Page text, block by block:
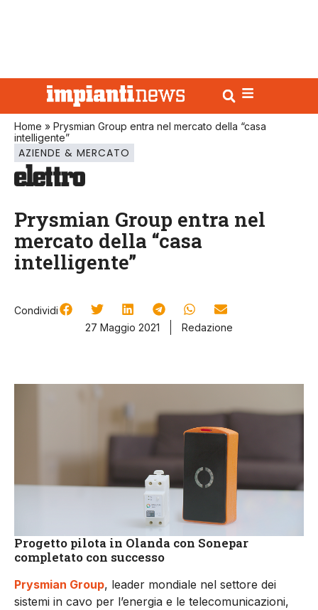
Home » Prysmian Group entra nel mercato della “casa
intelligente”
AZIENDE & MERCATO
Prysmian Group entra nel
mercato della “casa
intelligente”
Condividi
27 Maggio 2021
Redazione
Progetto pilota in Olanda con Sonepar
completato con successo
Prysmian Group, leader mondiale nel settore dei
sistemi in cavo per l’energia e le telecomunicazioni,